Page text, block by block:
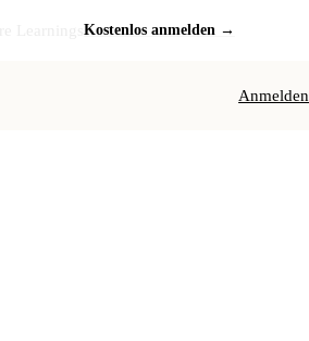
Learnings Kostenlos anmelden →
Anmelden